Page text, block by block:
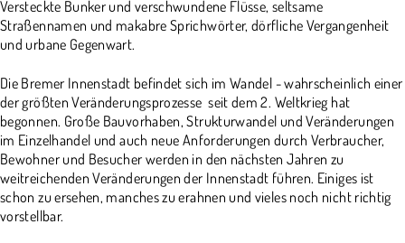
Versteckte Bunker und verschwundene Flüsse, seltsame
Straßennamen und makabre Sprichwörter, dörfliche Vergangenheit
und urbane Gegenwart.
Die Bremer Innenstadt befindet sich im Wandel - wahrscheinlich einer
der größten Veränderungsprozesse seit dem 2. Weltkrieg hat
begonnen. Große Bauvorhaben, Strukturwandel und Veränderungen
im Einzelhandel und auch neue Anforderungen durch Verbraucher,
Bewohner und Besucher werden in den nächsten Jahren zu
weitreichenden Veränderungen der Innenstadt führen. Einiges ist
schon zu ersehen, manches zu erahnen und vieles noch nicht richtig
vorstellbar.